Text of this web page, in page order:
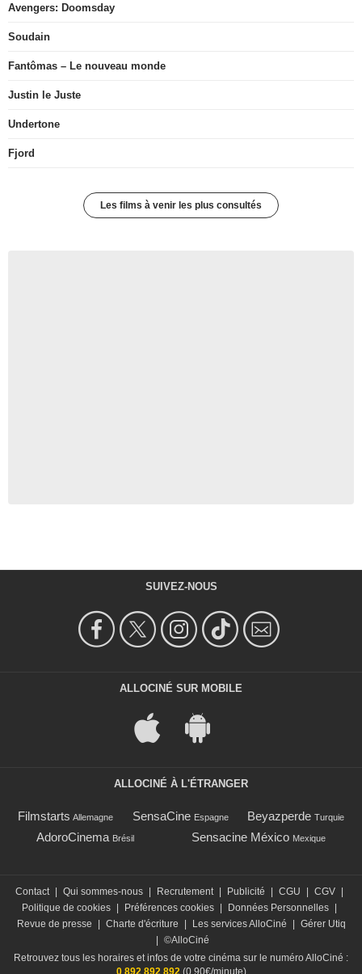
Avengers: Doomsday
Soudain
Fantômas – Le nouveau monde
Justin le Juste
Undertone
Fjord
Les films à venir les plus consultés
SUIVEZ-NOUS
ALLOCINÉ SUR MOBILE
ALLOCINÉ À L'ÉTRANGER
Filmstarts Allemagne SensaCine Espagne Beyazperde Turquie
AdoroCinema Brésil Sensacine México Mexique
Contact | Qui sommes-nous | Recrutement | Publicité | CGU | CGV |
Politique de cookies | Préférences cookies | Données Personnelles |
Revue de presse
| Charte d'écriture | Les services AlloCiné | Gérer Utiq
| ©AlloCiné
Retrouvez tous les horaires et infos de votre cinéma sur le numéro AlloCiné :
0 892 892 892 (0,90€/minute)